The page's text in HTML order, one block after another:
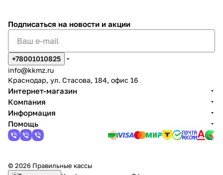
Подписаться на новости и акции
+78001010825
info@kkmz.ru
Краснодар, ул. Стасова, 184, офис 16
Интернет-магазин
Компания
Информация
Помощь
© 2026 Правильные кассы